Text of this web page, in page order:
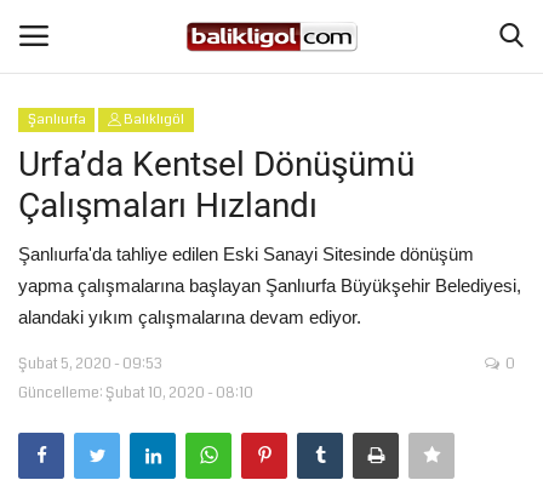
Giriş Yap
Anasayfa
Köşe Yazıları
Şanlıurfa
Eğitim
Şanlıurfa Balıklıgöl
Urfa’da Kentsel Dönüşümü
Çalışmaları Hızlandı
Şanlıurfa'da tahliye edilen Eski Sanayi Sitesinde dönüşüm
yapma çalışmalarına başlayan Şanlıurfa Büyükşehir Belediyesi,
alandaki yıkım çalışmalarına devam ediyor.
Şubat 5, 2020 - 09:53
Güncelleme: Şubat 10, 2020 - 08:10
0